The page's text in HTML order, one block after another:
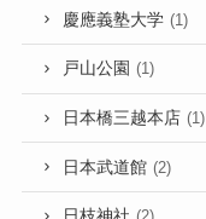
慶應義塾大学 (1)
戸山公園 (1)
日本橋三越本店 (1)
日本武道館 (2)